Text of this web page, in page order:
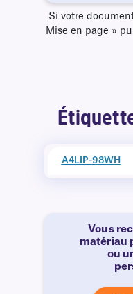
Si votre
Mise en page »
A4LIP-98WH
Vous
matériau
ou